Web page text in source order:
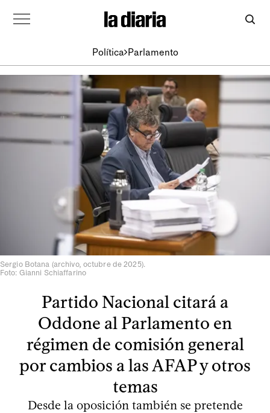
Política Parlamento
Sergio Botana (archivo, octubre de 2025).
Foto: Gianni Schiaffarino
Partido Nacional citará a
Oddone al Parlamento en
régimen de comisión general
por cambios a las AFAP y otros
temas
Desde la oposición también se pretende